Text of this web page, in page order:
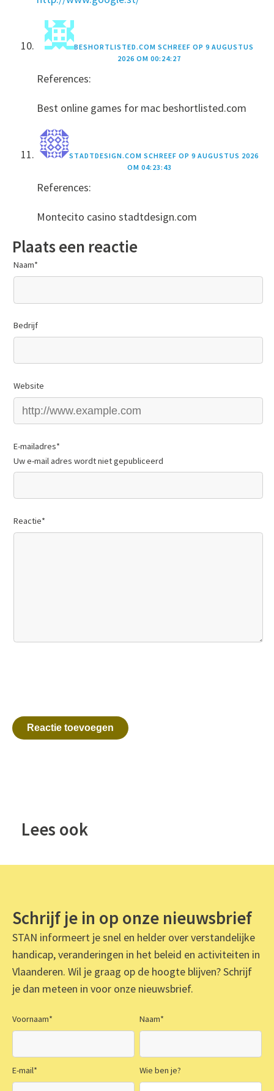
BESHORTLISTED.COM SCHREEF OP 9 AUGUSTUS
2026 OM 00:24:27
References:
Best online games for mac beshortlisted.com
STADTDESIGN.COM SCHREEF OP 9 AUGUSTUS 2026
OM 04:23:43
References:
Montecito casino stadtdesign.com
Plaats een reactie
Naam*
Bedrijf
Website
E-mailadres*
Uw e-mail adres wordt niet gepubliceerd
Reactie*
Reactie toevoegen
Lees ook
Schrijf je in op onze nieuwsbrief
STAN informeert je snel en helder over verstandelijke
handicap, veranderingen in het beleid en activiteiten in
Vlaanderen. Wil je graag op de hoogte blijven? Schrijf
je dan meteen in voor onze nieuwsbrief.
Voornaam* Naam*
E-mail* Wie ben je?